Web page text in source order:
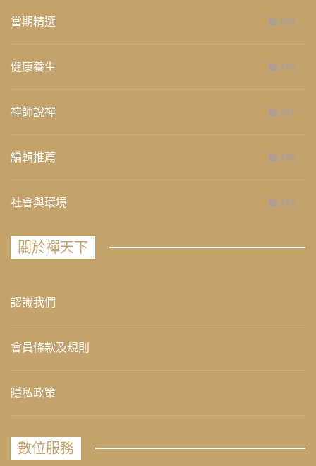
當期精選 658
健康養生 276
禪師說禪 267
編輯推薦 236
社會與環境 235
關於禪天下
認識我們
會員條款及規則
隱私政策
數位服務